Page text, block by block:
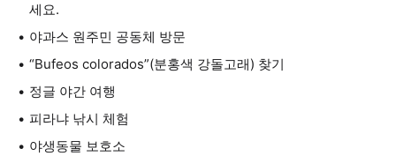
세요.
야과스 원주민 공동체 방문
“Bufeos colorados”(분홍색 강돌고래) 찾기
정글 야간 여행
피라냐 낚시 체험
야생동물 보호소